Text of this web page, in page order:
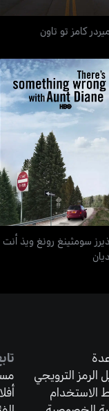
ميردر كامز تو تاون
ذيرز سومثينغ رونغ ويذ أنت
ديان
ذيرز سومثينغ رونغ ويذ أنت
ديان
الرمز الترويجي
الاستخدام